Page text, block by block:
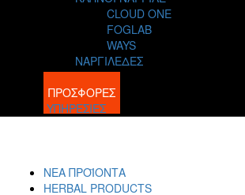
CLOUD ONE
FOGLAB
WAYS
ΝΑΡΓΙΛΕΔΕΣ
BLOG
ΠΡΟΣΦΟΡΕΣ
ΥΠΗΡΕΣΙΕΣ
ΝΕΑ ΠΡΟΪΟΝΤΑ
HERBAL PRODUCTS